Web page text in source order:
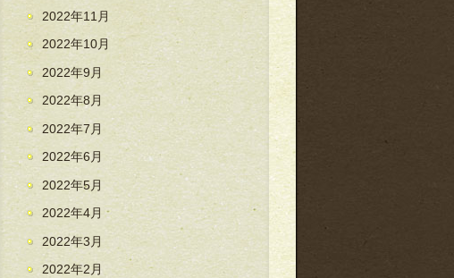
2022年11月
2022年10月
2022年9月
2022年8月
2022年7月
2022年6月
2022年5月
2022年4月
2022年3月
2022年2月